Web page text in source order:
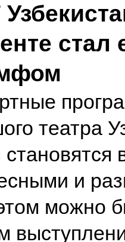
стал
театра
и
можно